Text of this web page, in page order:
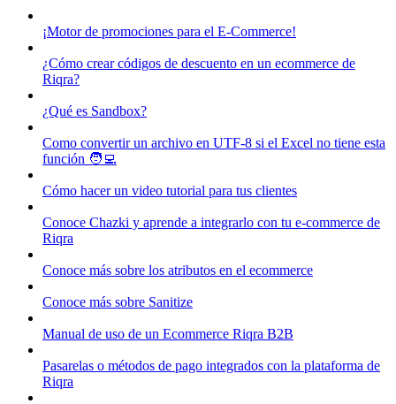
¡Motor de promociones para el E-Commerce!
¿Cómo crear códigos de descuento en un ecommerce de
Riqra?
¿Qué es Sandbox?
Como convertir un archivo en UTF-8 si el Excel no tiene esta
función 🧑‍💻
Cómo hacer un video tutorial para tus clientes
Conoce Chazki y aprende a integrarlo con tu e-commerce de
Riqra
Conoce más sobre los atributos en el ecommerce
Conoce más sobre Sanitize
Manual de uso de un Ecommerce Riqra B2B
Pasarelas o métodos de pago integrados con la plataforma de
Riqra